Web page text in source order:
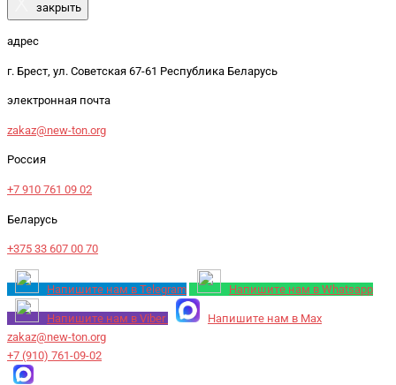
закрыть
адрес
г. Брест, ул. Советская 67-61 Республика Беларусь
электронная почта
zakaz@new-ton.org
Россия
+7 910 761 09 02
Беларусь
+375 33 607 00 70
Напишите нам в Telegram Напишите нам в Whatsapp
Напишите нам в Viber
Напишите нам в Max
zakaz@new-ton.org
+7 (910) 761-09-02